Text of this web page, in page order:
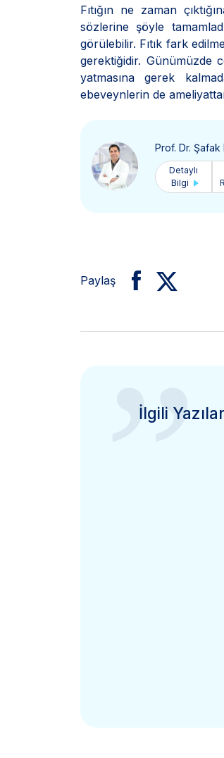
Fıtığın ne zaman
sözlerine şöyle
görülebilir. Fıtık fark
gerektiğidir. Günümüzde
yatmasına gerek
ebeveynlerin de
Prof. Dr. Şafak
Detaylı
Bilgi
Paylaş
”
İlgili Yazılar